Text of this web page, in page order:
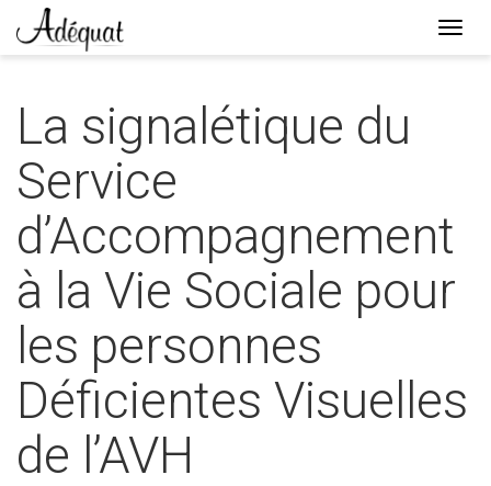
d'accueil
La signalétique du
Service
d’Accompagnement
à la Vie Sociale pour
les personnes
Déficientes Visuelles
de l’AVH